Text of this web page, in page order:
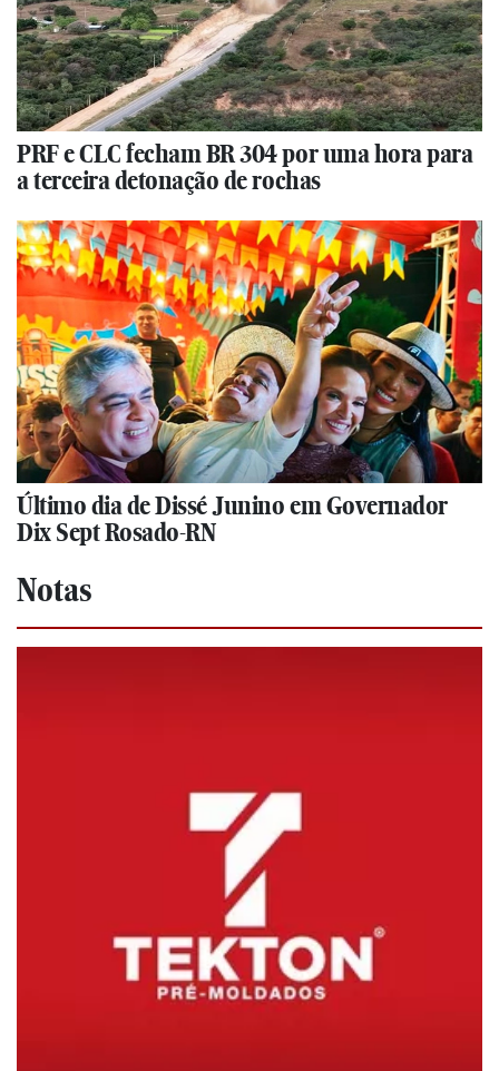
PRF e CLC fecham BR 304 por uma hora para
a terceira detonação de rochas
Último dia de Dissé Junino em Governador
Dix Sept Rosado-RN
Notas